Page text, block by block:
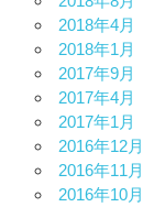
2018年4月
2018年1月
2017年9月
2017年4月
2017年1月
2016年12月
2016年11月
2016年10月